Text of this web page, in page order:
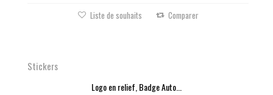
Liste de souhaits Comparer
Stickers
Logo en relief, Badge Auto...